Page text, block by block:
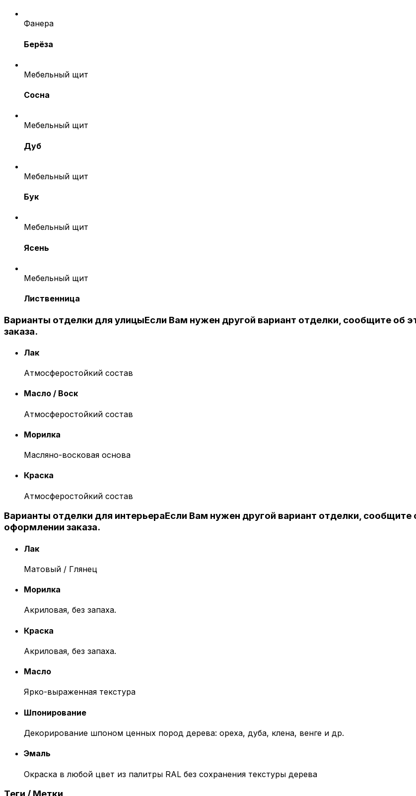
Фанера
Берёза
Мебельный щит
Сосна
Мебельный щит
Дуб
Мебельный щит
Бук
Мебельный щит
Ясень
Мебельный щит
Лиственница
Варианты отделки для улицыЕсли Вам нужен другой вариант отделки, сообщите об
заказа.
Лак
Атмосферостойкий состав
Масло / Воск
Атмосферостойкий состав
Морилка
Масляно-восковая основа
Краска
Атмосферостойкий состав
Варианты отделки для интерьераЕсли Вам нужен другой вариант отделки,
оформлении заказа.
Лак
Матовый / Глянец
Морилка
Акриловая, без запаха.
Краска
Акриловая, без запаха.
Масло
Ярко-выраженная текстура
Шпонирование
Декорирование шпоном ценных пород дерева: ореха, дуба, клена, венге и др.
Эмаль
Окраска в любой цвет из палитры RAL без сохранения текстуры дерева